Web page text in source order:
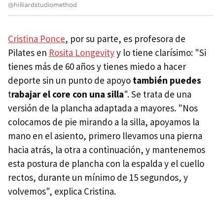
@hilliardstudiomethod
Cristina Ponce, por su parte, es profesora de
Pilates en Rosita Longevityy lo tiene clarísimo: "Si
tienes más de 60 años y tienes miedo a hacer
deporte sin un punto de apoyo también puedes
trabajar el core con una silla". Se trata de una
versión de la plancha adaptada a mayores. "Nos
colocamos de pie mirando a la silla, apoyamos la
mano en el asiento, primero llevamos una pierna
hacia atrás, la otra a continuación, y mantenemos
esta postura de plancha con la espalda y el cuello
rectos, durante un mínimo de 15 segundos, y
volvemos", explica Cristina.